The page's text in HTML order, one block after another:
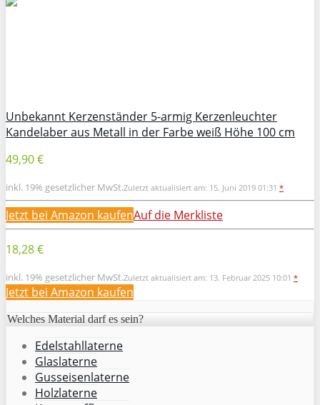
Unbekannt Kerzenständer 5-armig Kerzenleuchter
Kandelaber aus Metall in der Farbe weiß Höhe 100 cm
49,90 €
inkl. 19% gesetzlicher MwSt.Zuletzt aktualisiert am: 15. Juni 2019 01:31 *
Jetzt bei Amazon kaufenAuf die Merkliste
18,28 €
inkl. 19% gesetzlicher MwSt.Zuletzt aktualisiert am: 13. Februar 2025 10:01 *
Jetzt bei Amazon kaufen
Welches Material darf es sein?
Edelstahllaterne
Glaslaterne
Gusseisenlaterne
Holzlaterne